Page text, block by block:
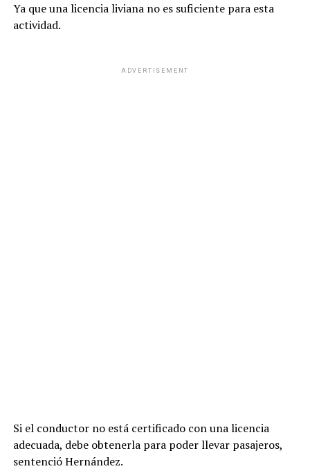
Ya que una licencia liviana no es suficiente para esta
actividad.
ADVERTISEMENT
Si el conductor no está certificado con una licencia
adecuada, debe obtenerla para poder llevar pasajeros,
sentenció Hernández.